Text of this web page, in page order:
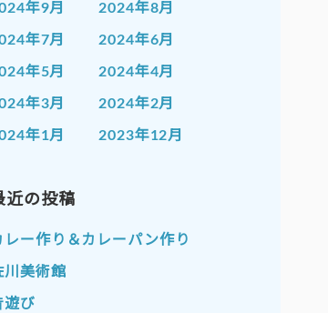
年9月 2024年8月
年7月 2024年6月
年5月 2024年4月
年3月 2024年2月
年1月 2023年12月
年9月
年7月 2023年6月
年5月
年3月
近の投稿
レー作り＆カレーパン作り
川美術館
遊び